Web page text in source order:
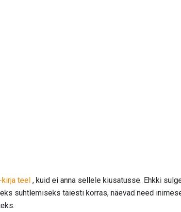
teel , kuid ei anna sellele kiusatusse. Ehkki
suhtlemiseks täiesti korras, näevad need